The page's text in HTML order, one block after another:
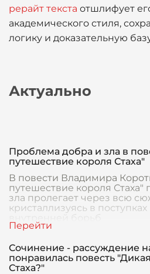
рерайт текста отшлифует
академического стиля,
логику и доказательную
Актуально
Проблема добра и зла в
путешествие короля Стаха"
В повести Владимира
путешествие короля
зла пролегает через всю
кристаллизуясь в
внутренней борьб
Сочинение - рассуждение
понравилась повесть
Стаха?"